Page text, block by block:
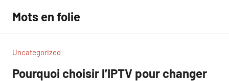
contenu
Mots en folie
Uncategorized
Pourquoi choisir l’IPTV pour changer